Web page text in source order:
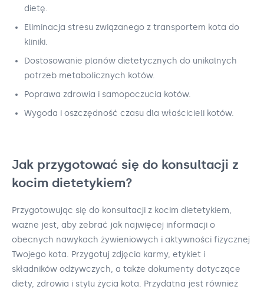
dietę.
Eliminacja stresu związanego z transportem kota do
kliniki.
Dostosowanie planów dietetycznych do unikalnych
potrzeb metabolicznych kotów.
Poprawa zdrowia i samopoczucia kotów.
Wygoda i oszczędność czasu dla właścicieli kotów.
Jak przygotować się do konsultacji z
kocim dietetykiem?
Przygotowując się do konsultacji z kocim dietetykiem,
ważne jest, aby zebrać jak najwięcej informacji o
obecnych nawykach żywieniowych i aktywności fizycznej
Twojego kota. Przygotuj zdjęcia karmy, etykiet i
składników odżywczych, a także dokumenty dotyczące
diety, zdrowia i stylu życia kota. Przydatna jest również